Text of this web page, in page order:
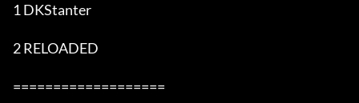
1 DKStanter
2 RELOADED
===================